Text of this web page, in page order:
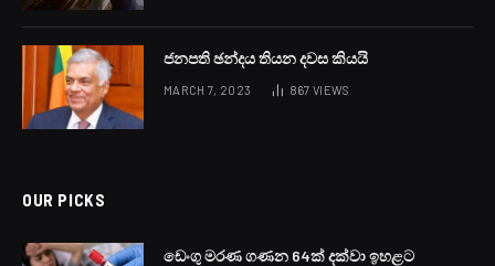
ජනපති ඡන්දය තියන දවස කියයි
MARCH 7, 2023 867 VIEWS
OUR PICKS
ඩෙංගු මරණ ගණන 64ක් දක්වා ඉහළට